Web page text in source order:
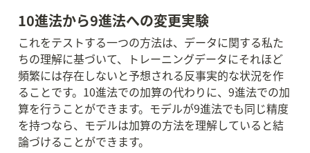
10進法から9進法への変更実験
これをテストする一つの方法は、データに関する私た
ちの理解に基づいて、トレーニングデータにそれほど
頻繁には存在しないと予想される反事実的な状況を作
ることです。10進法での加算の代わりに、9進法での加
算を行うことができます。モデルが9進法でも同じ精度
を持つなら、モデルは加算の方法を理解していると結
論づけることができます。